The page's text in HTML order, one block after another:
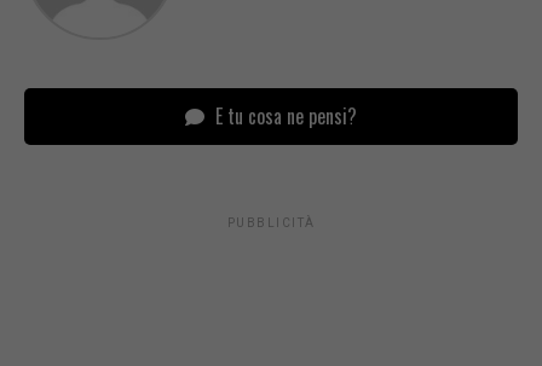
E tu cosa ne pensi?
PUBBLICITÀ